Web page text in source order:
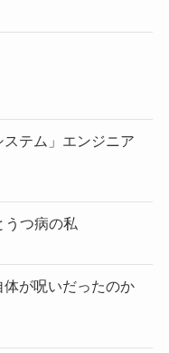
テム」エンジニア
うつ病の私
が呪いだったのか